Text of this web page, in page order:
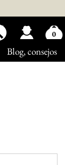
Blog, consejos
0